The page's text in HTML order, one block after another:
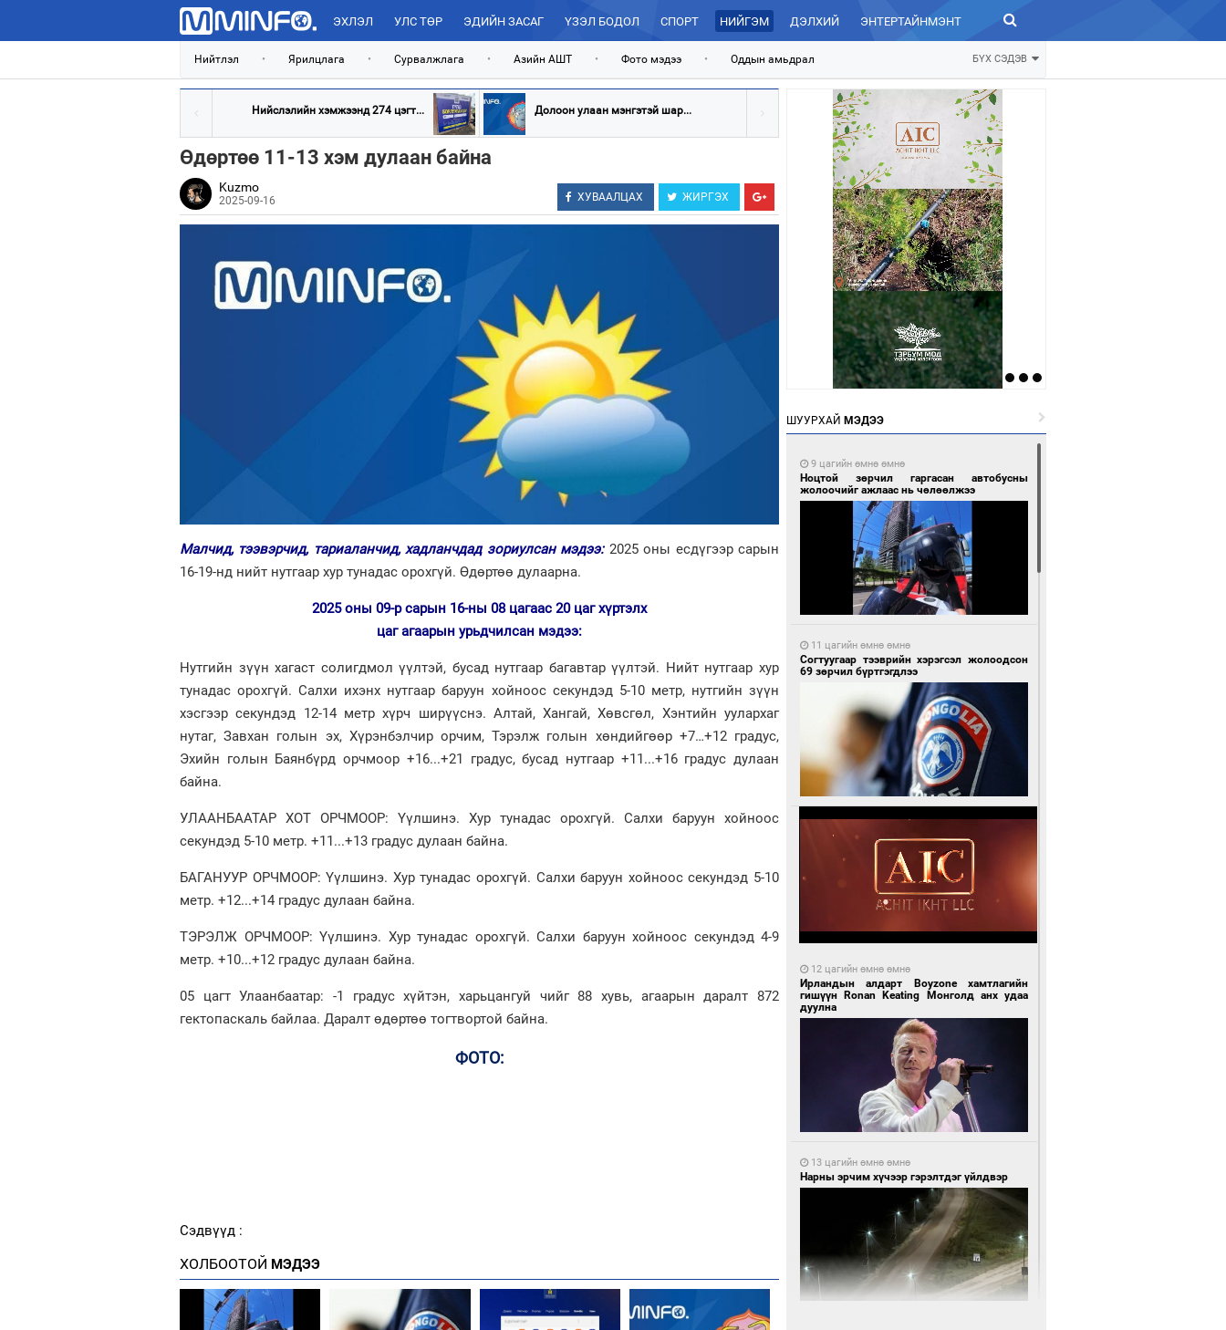
ЭХЛЭЛ УЛС ТӨР ЭДИЙН ЗАСАГ ҮЗЭЛ БОДОЛ СПОРТ НИЙГЭМ ДЭЛХИЙ ЭНТЕРТАЙНМЭНТ ЗУРХАЙ
Нийтлэл • Ярилцлага • Сурвалжлага • Азийн АШТ • Фото мэдээ • Оддын амьдрал БҮХ СЭДЭВ
Нийслэлийн хэмжээнд 274 цэгт... Долоон улаан мэнгэтэй шар...
Өдөртөө 11-13 хэм дулаан байна
Kuzmo
2025-09-16 ХУВААЛЦАХ ЖИРГЭХ
Малчид, тээвэрчид, тариаланчид, хадланчдад зориулсан мэдээ: 2025 оны есдүгээр сарын
16-19-нд нийт нутгаар хур тунадас орохгүй. Өдөртөө дулаарна.
2025 оны 09-р сарын 16-ны 08 цагаас 20 цаг хүртэлх
цаг агаарын урьдчилсан мэдээ:
Нутгийн зүүн хагаст солигдмол үүлтэй, бусад нутгаар багавтар үүлтэй. Нийт нутгаар хур
тунадас орохгүй. Салхи ихэнх нутгаар баруун хойноос секундэд 5-10 метр, нутгийн зүүн
хэсгээр секундэд 12-14 метр хүрч ширүүснэ. Алтай, Хангай, Хөвсгөл, Хэнтийн уулархаг
нутаг, Завхан голын эх, Хүрэнбэлчир орчим, Тэрэлж голын хөндийгөөр +7…+12 градус,
Эхийн голын Баянбүрд орчмоор +16...+21 градус, бусад нутгаар +11...+16 градус дулаан
байна.
УЛААНБААТАР ХОТ ОРЧМООР: Үүлшинэ. Хур тунадас орохгүй. Салхи баруун хойноос
секундэд 5-10 метр. +11...+13 градус дулаан байна.
БАГАНУУР ОРЧМООР: Үүлшинэ. Хур тунадас орохгүй. Салхи баруун хойноос секундэд 5-10
метр. +12...+14 градус дулаан байна.
ТЭРЭЛЖ ОРЧМООР: Үүлшинэ. Хур тунадас орохгүй. Салхи баруун хойноос секундэд 4-9
метр. +10...+12 градус дулаан байна.
05 цагт Улаанбаатар: -1 градус хүйтэн, харьцангуй чийг 88 хувь, агаарын даралт 872
гектопаскаль байлаа. Даралт өдөртөө тогтвортой байна.
ФОТО:
Сэдвүүд :
ХОЛБООТОЙ МЭДЭЭ
ШУУРХАЙ МЭДЭЭ
9 цагийн өмнө өмнө
Ноцтой зөрчил гаргасан автобусны
жолоочийг ажлаас нь чөлөөлжээ
11 цагийн өмнө өмнө
Согтуугаар тээврийн хэрэгсэл жолоодсон
69 зөрчил бүртгэгдлээ
12 цагийн өмнө өмнө
Ирландын алдарт Boyzone хамтлагийн
гишүүн Ronan Keating Монголд анх удаа
дуулна
13 цагийн өмнө өмнө
Нарны эрчим хүчээр гэрэлтдэг үйлдвэр